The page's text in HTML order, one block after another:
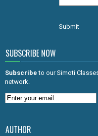
Submit
SUBSCRIBE NOW
Subscribe to our Simoti
network.
AUTHOR